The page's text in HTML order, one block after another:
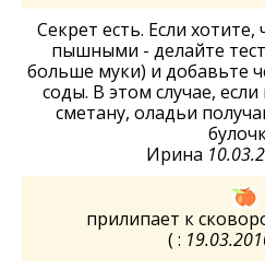
Секрет есть. Если
пышными - делайте
больше муки) и добавьте
соды. В этом случае,
сметану, оладьи
Ирина
прилипает к
( :